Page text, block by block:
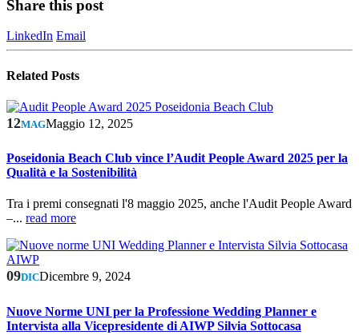
Share this post
LinkedIn Email
Related Posts
12MAGMaggio 12, 2025
Poseidonia Beach Club vince l’Audit People Award 2025 per la
Qualità e la Sostenibilità
Tra i premi consegnati l'8 maggio 2025, anche l'Audit People Award
–... read more
09DICDicembre 9, 2024
Nuove Norme UNI per la Professione Wedding Planner e
Intervista alla Vicepresidente di AIWP Silvia Sottocasa